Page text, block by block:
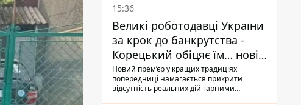
15:36
Великі роботодавці України
за крок до банкрутства -
Корецький обіцяє їм… нові
склади
Новий прем’єр у кращих традиціях
попередниці намагається прикрити
відсутність реальних дій гарними